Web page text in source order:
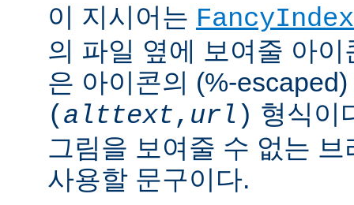
이 지시어는
의 파일 옆에 보여줄 아
은 아이콘의 (%-
( alttext, url ) 형식이
그림을 보여줄 수 없는
사용할 문구이다.